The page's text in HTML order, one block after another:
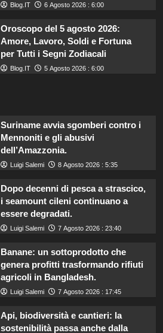
Blog.IT 6 Agosto 2026 : 6:00
Oroscopo del 5 agosto 2026:
Amore, Lavoro, Soldi e Fortuna
per Tutti i Segni Zodiacali
Blog.IT 5 Agosto 2026 : 6:00
Suriname avvia sgomberi contro i
Mennoniti e gli abusivi
dell’Amazzonia.
Luigi Salemi 8 Agosto 2026 : 5:35
Dopo decenni di pesca a strascico,
i seamount cileni continuano a
essere degradati.
Luigi Salemi 7 Agosto 2026 : 23:40
Banane: un sottoprodotto che
genera profitti trasformando rifiuti
agricoli in Bangladesh.
Luigi Salemi 7 Agosto 2026 : 17:45
Api, biodiversità e cantieri: la
sostenibilità passa anche dalla